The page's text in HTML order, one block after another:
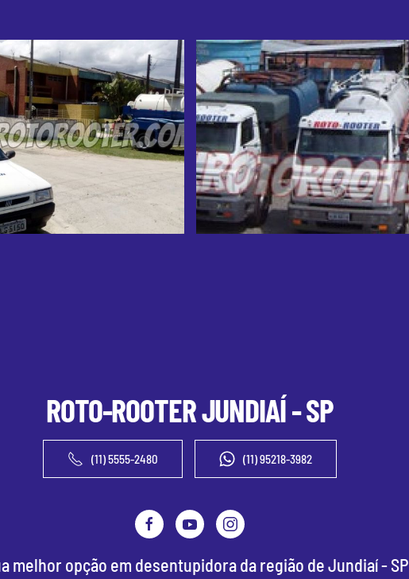
ROTO-ROOTERJUNDIAÍ - SP
(11) 5555-2480 (11) 95218-3982
melhor opção em desentupidora da região de Jundiaí - SP